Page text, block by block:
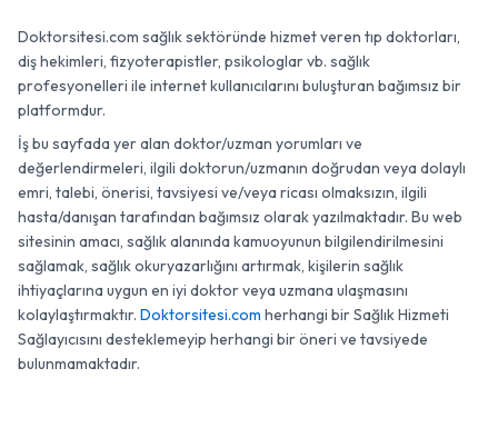
Doktorsitesi.com sağlık sektöründe hizmet veren tıp doktorları,
diş hekimleri, fizyoterapistler, psikologlar vb. sağlık
profesyonelleri ile internet kullanıcılarını buluşturan bağımsız bir
platformdur.
İş bu sayfada yer alan doktor/uzman yorumları ve
değerlendirmeleri, ilgili doktorun/uzmanın doğrudan veya dolaylı
emri, talebi, önerisi, tavsiyesi ve/veya ricası olmaksızın, ilgili
hasta/danışan tarafından bağımsız olarak yazılmaktadır. Bu web
sitesinin amacı, sağlık alanında kamuoyunun bilgilendirilmesini
sağlamak, sağlık okuryazarlığını artırmak, kişilerin sağlık
ihtiyaçlarına uygun en iyi doktor veya uzmana ulaşmasını
kolaylaştırmaktır. Doktorsitesi.com herhangi bir Sağlık Hizmeti
Sağlayıcısını desteklemeyip herhangi bir öneri ve tavsiyede
bulunmamaktadır.